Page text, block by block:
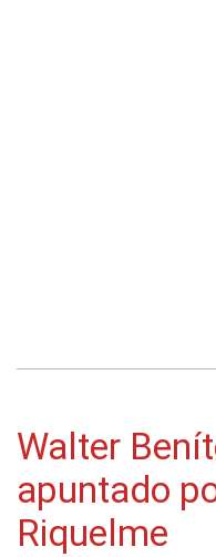
Walter
apuntado
Riquelme